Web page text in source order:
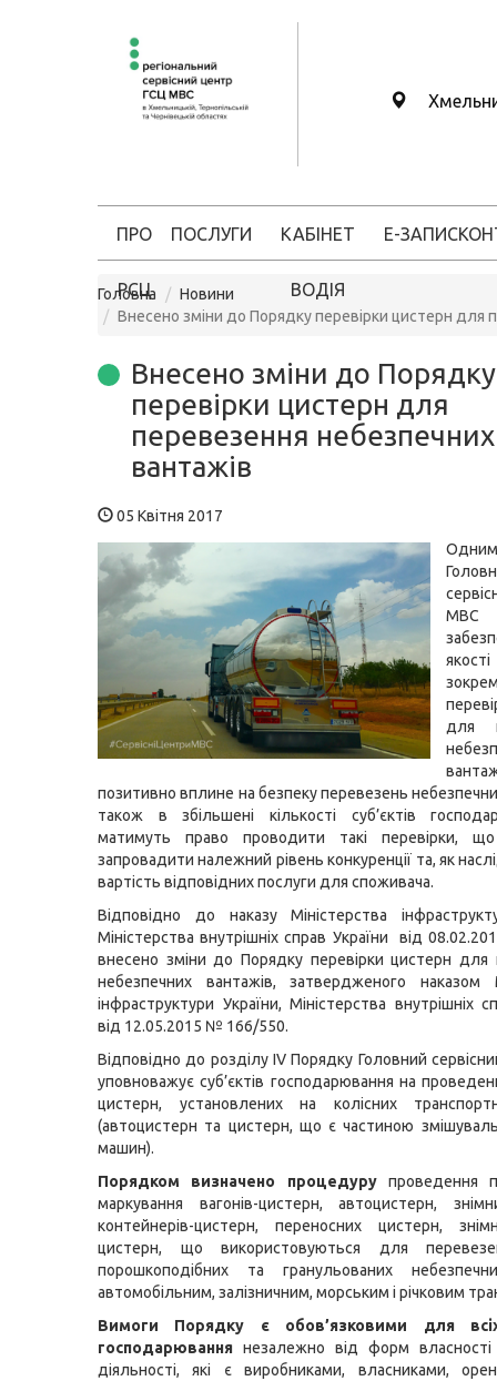
ПРО
РСЦ
ПОСЛУГИ КАБІНЕТ
ВОДІЯ
Е-ЗАПИС
Головна
Новини
Внесено зміни до Порядку перевірки цистерн для
Внесено зміни до Порядку
перевірки цистерн для
перевезення небезпечних
вантажів
05 Квітня 2017
для
позитивно вплине на безпеку перевезень
також в збільшені кількості суб’єктів
матимуть право проводити такі перевірки,
запровадити належний рівень конкуренції та, як
вартість відповідних послуги для споживача.
Відповідно до наказу Міністерства
Міністерства внутрішніх справ України від
внесено зміни до Порядку перевірки цистерн для
небезпечних вантажів, затвердженого наказом
інфраструктури України, Міністерства внутрішніх
від 12.05.2015 № 166/550.
Відповідно до розділу IV Порядку Головний
уповноважує суб’єктів господарювання на
цистерн, установлених на колісних
(автоцистерн та цистерн, що є частиною
машин).
Порядком визначено процедурупроведення
маркування вагонів-цистерн, автоцистерн,
контейнерів-цистерн, переносних цистерн,
цистерн, що використовуються для
порошкоподібних та гранульованих
автомобільним, залізничним, морським і річковим
Вимоги Порядку є обов’язковими для всіх
господарювання незалежно від форм
діяльності, які є виробниками, власниками,